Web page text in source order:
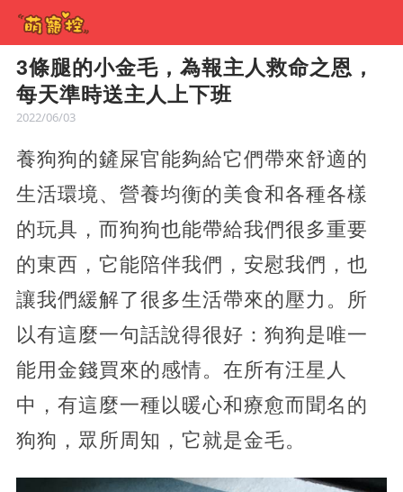
3條腿的小金毛，為報主人救命之恩，
每天準時送主人上下班
2022/06/03
養狗狗的鏟屎官能夠給它們帶來舒適的
生活環境、營養均衡的美食和各種各樣
的玩具，而狗狗也能帶給我們很多重要
的東西，它能陪伴我們，安慰我們，也
讓我們緩解了很多生活帶來的壓力。所
以有這麼一句話說得很好：狗狗是唯一
能用金錢買來的感情。在所有汪星人
中，有這麼一種以暖心和療愈而聞名的
狗狗，眾所周知，它就是金毛。